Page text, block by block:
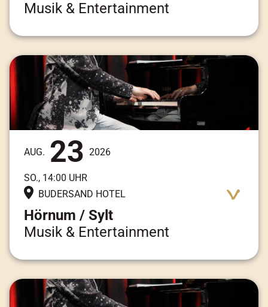
Musik & Entertainment
AUG. 23 2026
SO., 14:00 UHR
BUDERSAND HOTEL
Hörnum / Sylt
Musik & Entertainment